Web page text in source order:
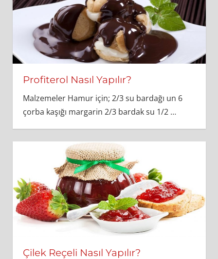
Profiterol Nasıl Yapılır?
Malzemeler Hamur için; 2/3 su bardağı un 6
çorba kaşığı margarin 2/3 bardak su 1/2 …
Çilek Reçeli Nasıl Yapılır?